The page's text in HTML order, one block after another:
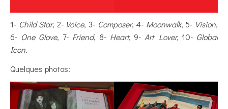
1- Child Star, 2- Voice, 3- Composer, 4- Moonwalk, 5- Vision,
6- One Glove, 7- Friend, 8- Heart, 9-Art Lover,10- Global
Icon.
Quelques photos: